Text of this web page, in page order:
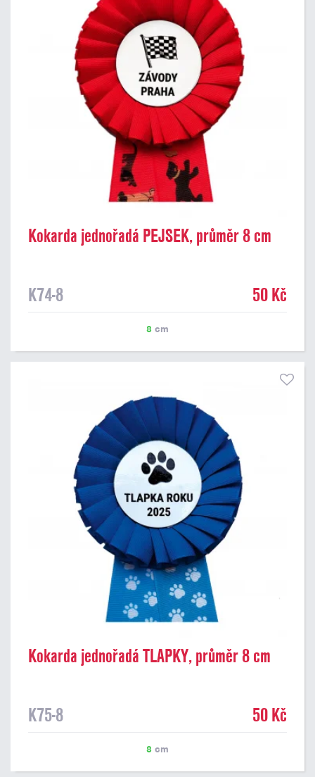
Kokarda jednořadá PEJSEK, průměr 8 cm
K74-8 50 Kč
8 cm
Kokarda jednořadá TLAPKY, průměr 8 cm
K75-8 50 Kč
8 cm